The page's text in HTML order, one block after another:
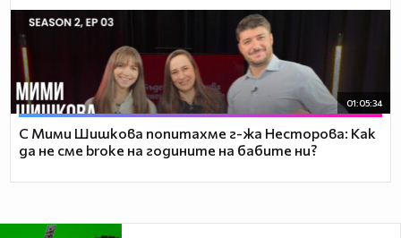
01:05:34
С Мими Шишкова попитахме г-жа Несторова: Как
да не сме broke на годините на бабите ни?